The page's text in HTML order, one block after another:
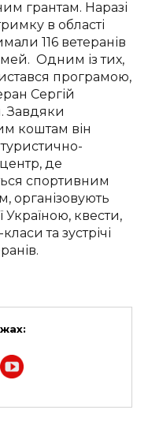
грантам. Наразі
в області
116 ветеранів
Одним із тих,
програмою,
Сергій
Завдяки
коштам він
центр, де
спортивним
організовують
Україною, квести,
та зустрічі